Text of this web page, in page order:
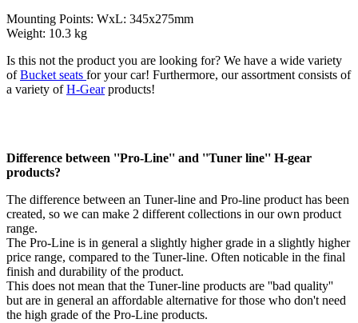
Mounting Points: WxL: 345x275mm
Weight: 10.3 kg
Is this not the product you are looking for? We have a wide variety
ofBucket seats for your car! Furthermore, our assortment consists of
a variety ofH-Gearproducts!
Difference between ''Pro-Line'' and ''Tuner line'' H-gear
products?
The difference between an Tuner-line and Pro-line product has been
created, so we can make 2 different collections in our own product
range.
The Pro-Line is in general a slightly higher grade in a slightly higher
price range, compared to the Tuner-line. Often noticable in the final
finish and durability of the product.
This does not mean that the Tuner-line products are ''bad quality''
but are in general an affordable alternative for those who don't need
the high grade of the Pro-Line products.